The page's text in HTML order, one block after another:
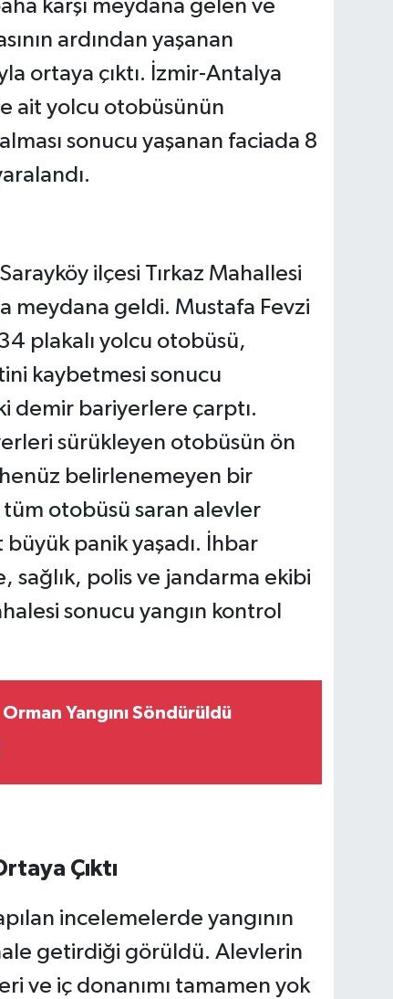
karşı meydana gelen ve
ardından yaşanan
ortaya çıktı. İzmir-Antalya
ait yolcu otobüsünün
sonucu yaşanan faciada 8
ilçesi Tırkaz Mahallesi
meydana geldi. Mustafa Fevzi
plakalı yolcu otobüsü,
kaybetmesi sonucu
demir bariyerlere çarptı.
sürükleyen otobüsün ön
henüz belirlenemeyen bir
tüm otobüsü saran alevler
panik yaşadı. İhbar
sağlık, polis ve jandarma ekibi
sonucu yangın kontrol
Orman Yangını Söndürüldü
Çıktı
incelemelerde yangının
getirdiği görüldü. Alevlerin
ve iç donanımı tamamen yok